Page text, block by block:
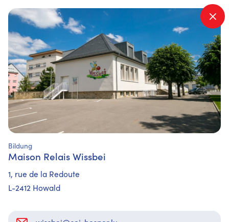
Que cherchez-vous ?
Bildung
Maison Relais Wissbei
1, rue de la Redoute
L-2412 Howald